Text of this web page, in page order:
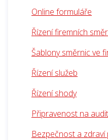
Online formuláře
Řízení firemních
Šablony směrnic ve
Řízení služeb
Řízení shody
Připravenost na
Bezpečnost a zdraví